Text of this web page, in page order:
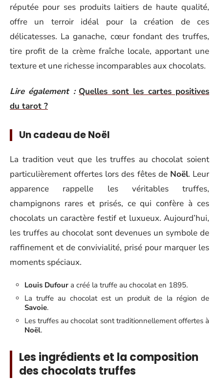
réputée pour ses produits laitiers de haute qualité,
offre un terroir idéal pour la création de ces
délicatesses. La ganache, cœur fondant des truffes,
tire profit de la crème fraîche locale, apportant une
texture et une richesse incomparables aux chocolats.
Lire également : Quelles sont les cartes positives
du tarot ?
Un cadeau de Noël
La tradition veut que les truffes au chocolat soient
particulièrement offertes lors des fêtes de Noël. Leur
apparence rappelle les véritables truffes,
champignons rares et prisés, ce qui confère à ces
chocolats un caractère festif et luxueux. Aujourd’hui,
les truffes au chocolat sont devenues un symbole de
raffinement et de convivialité, prisé pour marquer les
moments spéciaux.
Louis Dufour a créé la truffe au chocolat en 1895.
La truffe au chocolat est un produit de la région de
Savoie.
Les truffes au chocolat sont traditionnellement offertes à
Noël.
Les ingrédients et la composition
des chocolats truffes